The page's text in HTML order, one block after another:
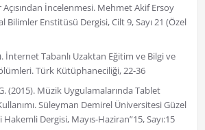
Açısından İncelenmesi. Mehmet Akif Ersoy
Bilimler Enstitüsü Dergisi, Cilt 9, Sayı 21 (Özel
İnternet Tabanlı Uzaktan Eğitim ve Bilgi ve
Türk Kütüphaneciliği, 22-36
(2015). Müzik Uygulamalarında Tablet
Süleyman Demirel Üniversitesi Güzel
Dergisi, Mayıs-Haziran”15, Sayı:15